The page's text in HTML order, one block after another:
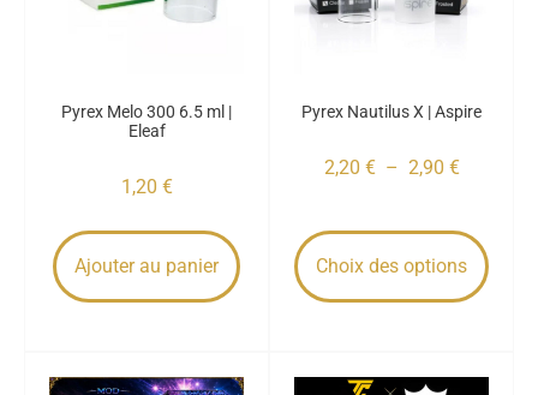
Pyrex Melo 300 6.5 ml |
Eleaf
1,20 €
Ajouter au panier
Pyrex Nautilus X | Aspire
2,20 € – 2,90 €
Choix des options